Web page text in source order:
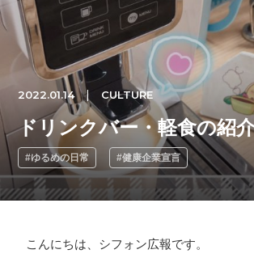
会社情報
事業紹介
文化
採用情報
2022.01.14 CULTURE
ドリンクバー・軽食の紹
#ゆるめの日常 #健康企業宣言
こんにちは、シフォン広報です。